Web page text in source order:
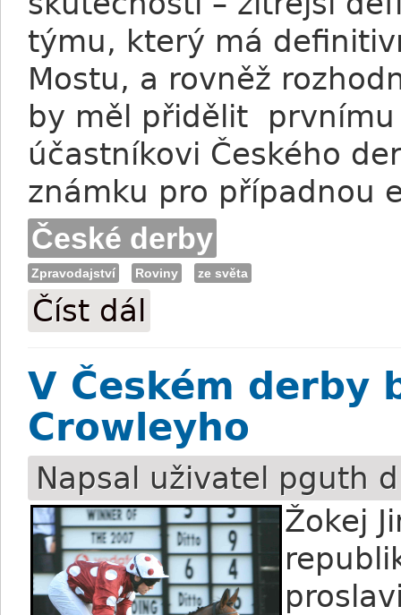
týmu, který má
Mostu, a rovněž
by měl přidělit
účastníkovi Českého
známku pro případnou
České derby
Zpravodajství Roviny ze světa
Číst dál
V Českém derby
Crowleyho
Napsal uživatel pguth
Žokej